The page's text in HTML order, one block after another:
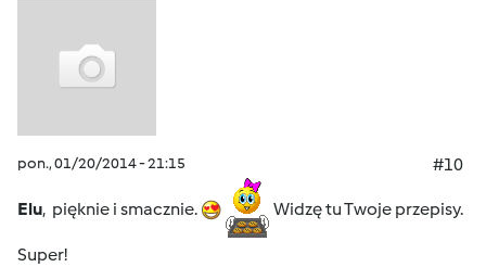
pon., 01/20/2014 - 21:15 #10
Elu, pięknie i smacznie. Widzę tu Twoje przepisy.
Super!